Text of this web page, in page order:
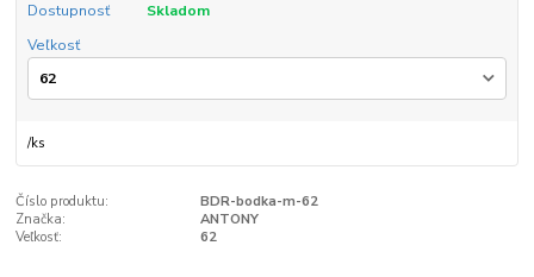
Dostupnosť
Skladom
Veľkosť
/ks
Číslo produktu:
BDR-bodka-m-62
Značka:
ANTONY
Veľkosť:
62